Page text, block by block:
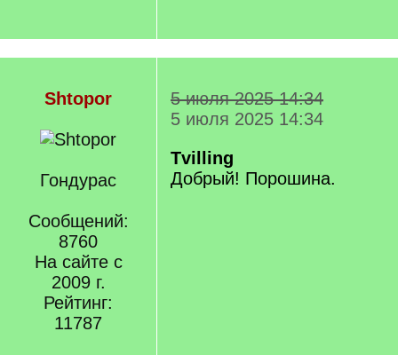
Shtopor
Гондурас
Сообщений:
8760
На сайте с
2009 г.
Рейтинг:
11787
5 июля 2025 14:34
5 июля 2025 14:34
Tvilling
Добрый! Порошина.